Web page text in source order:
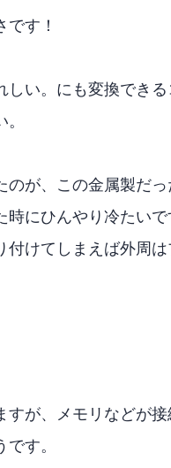
す！
れしい。USB-Aにも変換で
が、この金属製だっ
時にひんやり冷たい
けてしまえば外周は
、USBメモリなどが
す。